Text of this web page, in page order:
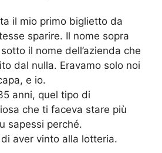
il mio primo biglietto da
sparire. Il nome sopra
il nome dell’azienda che
dal nulla. Eravamo solo noi
e io.
anni, quel tipo di
che ti faceva stare più
sapessi perché.
aver vinto alla lotteria.